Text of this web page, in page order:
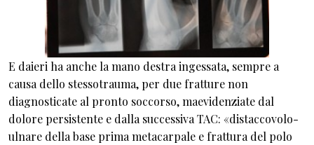
E daieri ha anche la mano destra ingessata, sempre a
causa dello stessotrauma, per due fratture non
diagnosticate al pronto soccorso, maevidenziate dal
dolore persistente e dalla successiva TAC: «distaccovolo-
ulnare della base prima metacarpale e frattura del polo